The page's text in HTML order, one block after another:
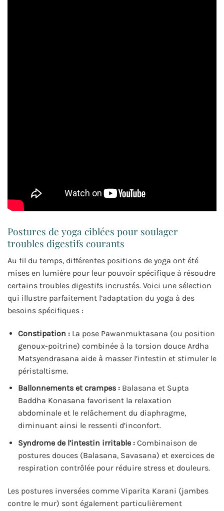
Postures de yoga ciblées pour soulager
troubles digestifs courants
Au fil du temps, différentes positions de yoga ont été
mises en lumière pour leur pouvoir spécifique à résoudre
certains troubles digestifs incrustés. Voici une sélection
qui illustre parfaitement l’adaptation du yoga à des
besoins spécifiques :
Constipation :La pose Pawanmuktasana (ou position
genoux-poitrine) combinée à la torsion douce Ardha
Matsyendrasana aide à masser l’intestin et stimuler le
péristaltisme.
Ballonnements et crampes :Balasana et Supta
Baddha Konasana favorisent la relaxation
abdominale et le relâchement du diaphragme,
diminuant ainsi le ressenti d’inconfort.
Syndrome de l’intestin irritable :Combinaison de
postures douces (Balasana, Savasana) et exercices de
respiration contrôlée pour réduire stress et douleurs.
Les postures inversées comme Viparita Karani (jambes
contre le mur) sont également particulièrement